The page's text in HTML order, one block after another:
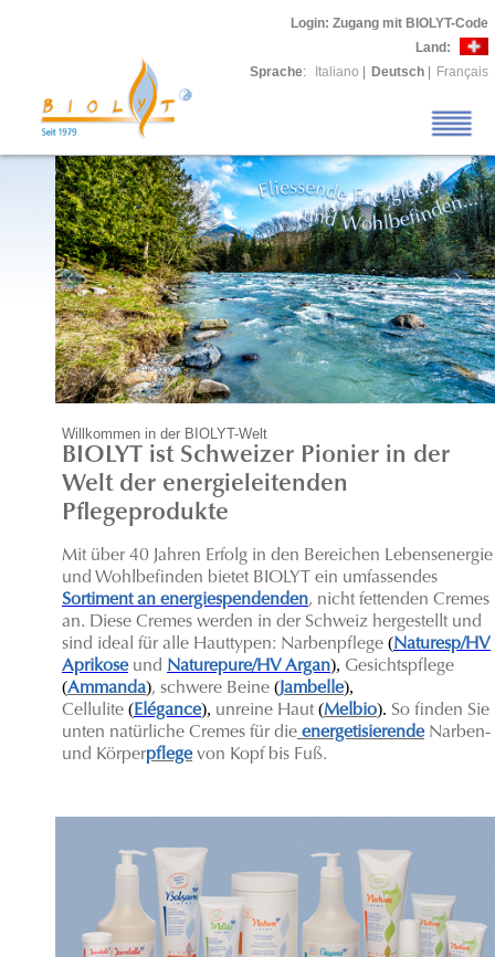
Login: Zugang mit BIOLYT-Code
Land:
Sprache: Italiano Deutsch Français
Willkommen in der BIOLYT-Welt
BIOLYT ist Schweizer Pionier in der
Welt der energieleitenden
Pflegeprodukte
Mit über 40 Jahren Erfolg in den Bereichen Lebensenergie
und Wohlbefinden bietet BIOLYT ein umfassendes
Sortiment an energiespendenden, nicht fettenden Cremes
an. Diese Cremes werden in der Schweiz hergestellt und
sind ideal für alle Hauttypen: Narbenpflege (Naturesp/HV
Aprikose und Naturepure/HV Argan), Gesichtspflege
(Ammanda), schwere Beine (Jambelle),
Cellulite (Elégance), unreine Haut (Melbio). So finden Sie
unten natürliche Cremes für die energetisierendeNarben-
und Körperpflegevon Kopf bis Fuß.